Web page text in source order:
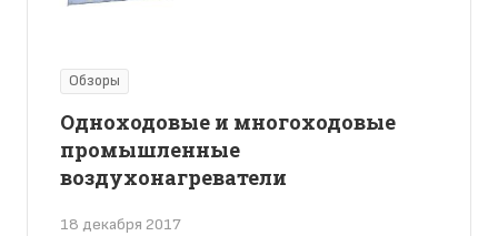
Обзоры
18 декабря 2017
Одноходовые и многоходовые
промышленные
воздухонагреватели